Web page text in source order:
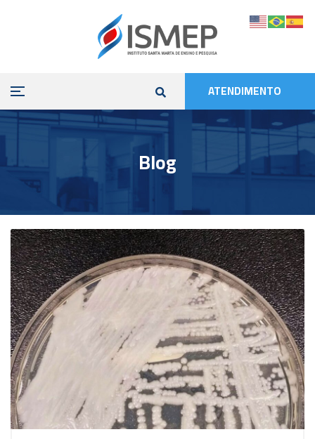
ATENDIMENTO
Blog